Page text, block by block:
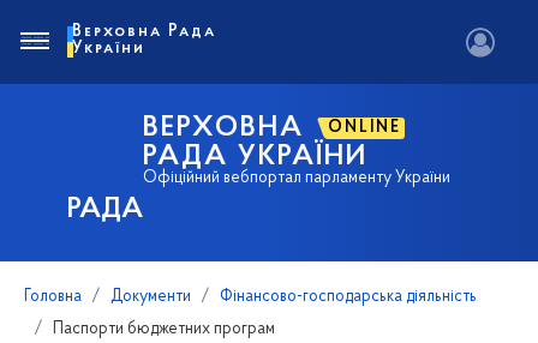
РАДА
ВЕРХОВНА ONLINE
РАДА УКРАЇНИ
Офіційний вебпортал парламенту України
Верховна Рада
України
Головна Документи
Фінансово-господарська діяльність
Паспорти бюджетних програм